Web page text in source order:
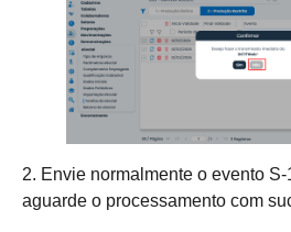
2. Envie normalmente o evento
aguarde o processamento com